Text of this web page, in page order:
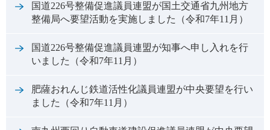
国道226号整備促進議員連盟が国土交通省九州地方
整備局へ要望活動を実施しました（令和7年11月）
国道226号整備促進議員連盟が知事へ申し入れを行
いました（令和7年11月）
肥薩おれんじ鉄道活性化議員連盟が中央要望を行い
ました（令和7年11月）